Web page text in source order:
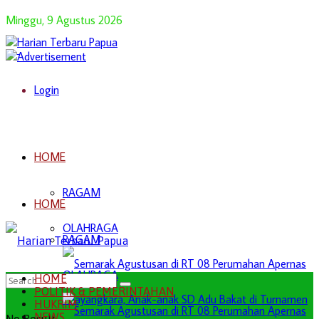
Minggu, 9 Agustus 2026
Login
HOME
RAGAM
OLAHRAGA
HOME
RAGAM
OLAHRAGA
HOME
POLITIK & PEMERINTAHAN
HUKRIM